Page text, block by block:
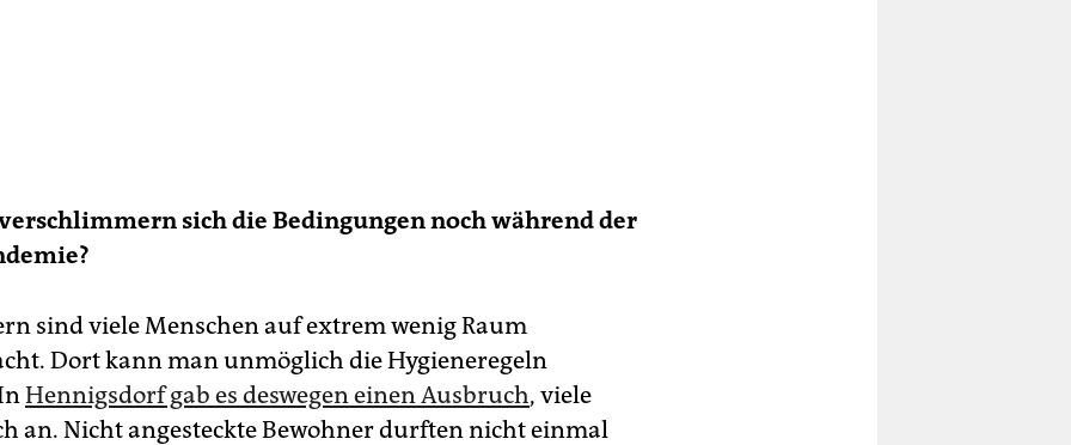
sich die Bedingungen noch während der
sind viele Menschen auf extrem wenig Raum
Dort kann man unmöglich die Hygieneregeln
Hennigsdorf gab es deswegen einen Ausbruch, viele
an. Nicht angesteckte Bewohner durften nicht einmal